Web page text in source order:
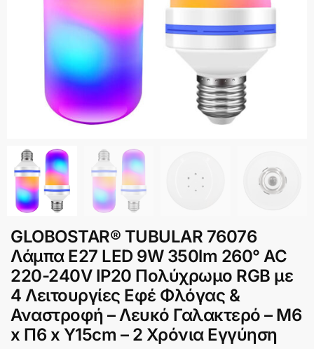
GLOBOSTAR® TUBULAR 76076
Λάμπα E27 LED 9W 350lm 260° AC
220-240V IP20 Πολύχρωμο RGB με
4 Λειτουργίες Εφέ Φλόγας &
Αναστροφή – Λευκό Γαλακτερό – Μ6
x Π6 x Υ15cm – 2 Χρόνια Εγγύηση